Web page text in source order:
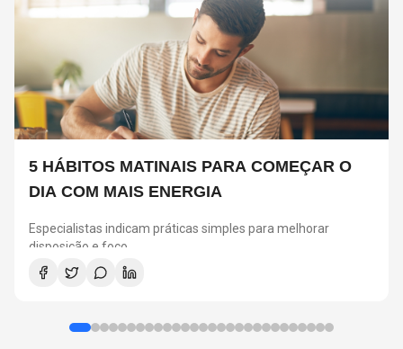
5 HÁBITOS MATINAIS PARA COMEÇAR O
DIA COM MAIS ENERGIA
Especialistas indicam práticas simples para melhorar
disposição e foco